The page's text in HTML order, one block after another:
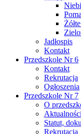
Jadłospis
Kontakt
Przedszkole Nr 6
Kontakt
Rekrutacja
Ogłoszenia
Przedszkole Nr 7
O
Aktualności
Statut,
Rekrutacja